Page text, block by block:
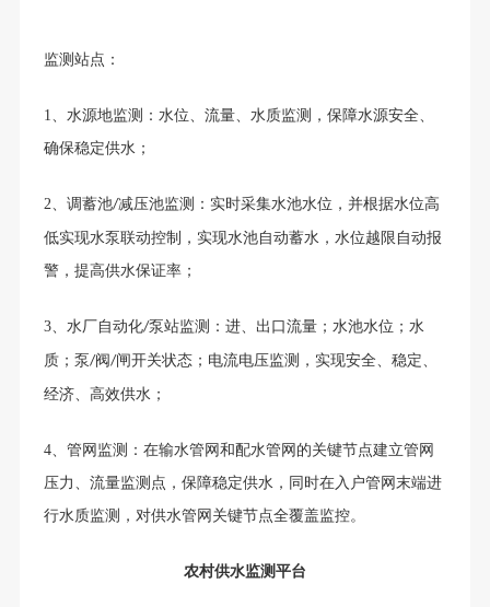
监测站点：
1、水源地监测：水位、流量、水质监测，保障水源安全、
确保稳定供水；
2、调蓄池/减压池监测：实时采集水池水位，并根据水位高
低实现水泵联动控制，实现水池自动蓄水，水位越限自动报
警，提高供水保证率；
3、水厂自动化/泵站监测：进、出口流量；水池水位；水
质；泵/阀/闸开关状态；电流电压监测，实现安全、稳定、
经济、高效供水；
4、管网监测：在输水管网和配水管网的关键节点建立管网
压力、流量监测点，保障稳定供水，同时在入户管网末端进
行水质监测，对供水管网关键节点全覆盖监控。
农村供水监测平台